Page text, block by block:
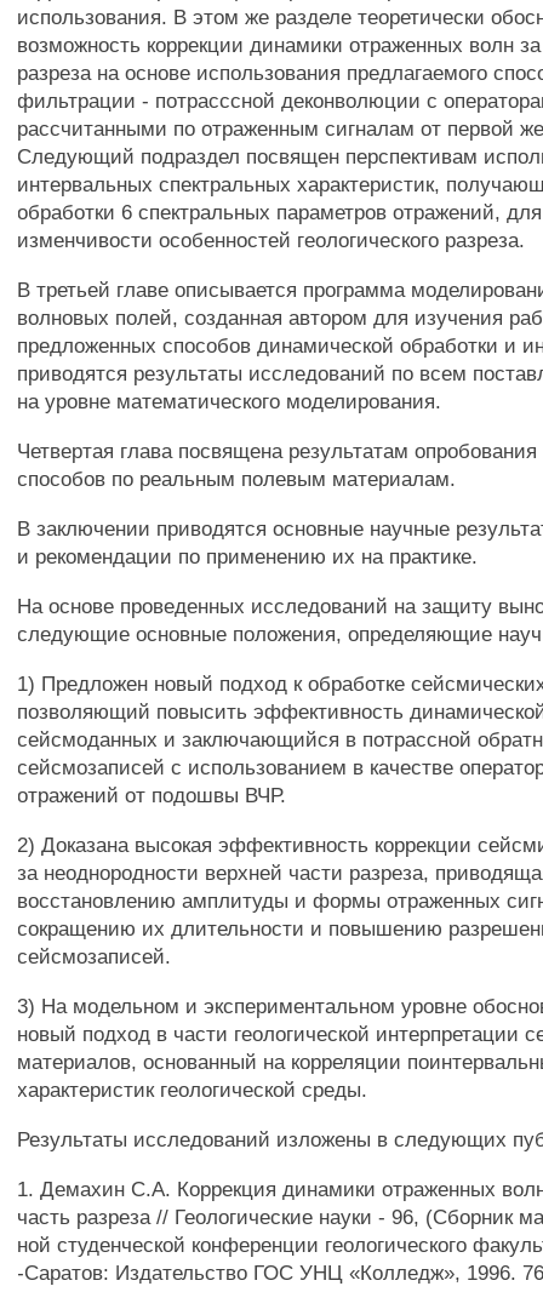
использования. В этом же разделе теоретически
возможность коррекции динамики отраженных волн
разреза на основе использования предлагаемого
фильтрации - потрасссной деконволюции с
рассчитанными по отраженным сигналам от первой
Следующий подраздел посвящен перспективам
интервальных спектральных характеристик,
обработки 6 спектральных параметров отражений,
изменчивости особенностей геологического разреза.
В третьей главе описывается программа
волновых полей, созданная автором для изучения
предложенных способов динамической обработки и
приводятся результаты исследований по всем
на уровне математического моделирования.
Четвертая глава посвящена результатам
способов по реальным полевым материалам.
В заключении приводятся основные научные
и рекомендации по применению их на практике.
На основе проведенных исследований на защиту
следующие основные положения, определяющие
1) Предложен новый подход к обработке
позволяющий повысить эффективность
сейсмоданных и заключающийся в потрассной
сейсмозаписей с использованием в качестве
отражений от подошвы ВЧР.
2) Доказана высокая эффективность коррекции
за неоднородности верхней части разреза,
восстановлению амплитуды и формы отраженных
сокращению их длительности и повышению
сейсмозаписей.
3) На модельном и экспериментальном уровне
новый подход в части геологической интерпретации
материалов, основанный на корреляции
характеристик геологической среды.
Результаты исследований изложены в следующих
1. Демахин С.А. Коррекция динамики отраженных
часть разреза // Геологические науки - 96, (Сборник
ной студенческой конференции геологического
-Саратов: Издательство ГОС УНЦ «Колледж», 1996.